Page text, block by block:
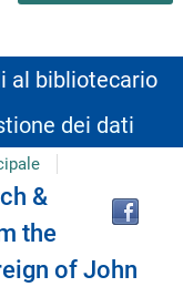
al bibliotecario
dei dati
&
the
of John